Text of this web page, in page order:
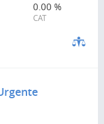
0.00 %
CAT